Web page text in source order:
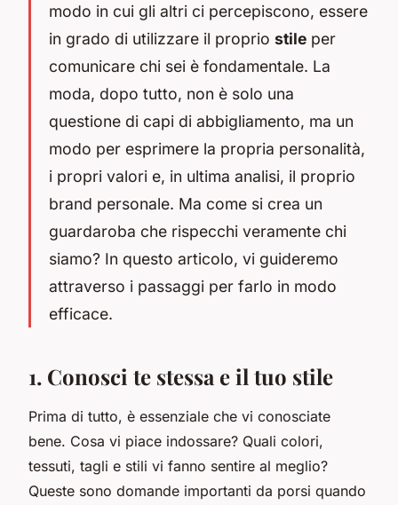
modo in cui gli altri ci percepiscono, essere
in grado di utilizzare il proprio stile per
comunicare chi sei è fondamentale. La
moda, dopo tutto, non è solo una
questione di capi di abbigliamento, ma un
modo per esprimere la propria personalità,
i propri valori e, in ultima analisi, il proprio
brand personale. Ma come si crea un
guardaroba che rispecchi veramente chi
siamo? In questo articolo, vi guideremo
attraverso i passaggi per farlo in modo
efficace.
1. Conosci te stessa e il tuo stile
Prima di tutto, è essenziale che vi conosciate
bene. Cosa vi piace indossare? Quali colori,
tessuti, tagli e stili vi fanno sentire al meglio?
Queste sono domande importanti da porsi quando